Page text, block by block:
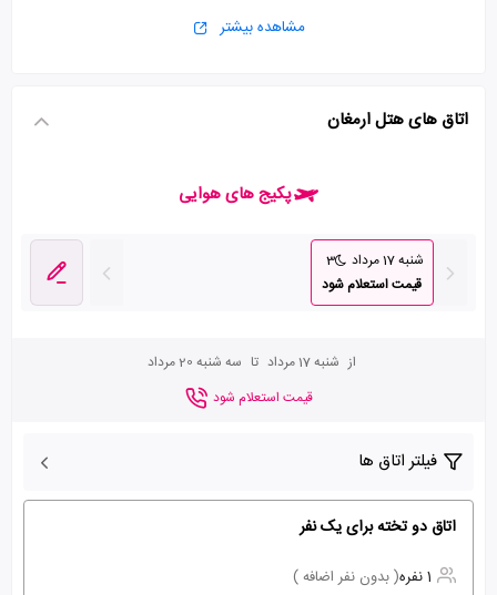
مشاهده بیشتر
اتاق های هتل ارمغان
پکیج های هوایی
شنبه 17 مرداد
3
قیمت استعلام شود
از شنبه 17 مرداد تا سه شنبه 20 مرداد
قیمت استعلام شود
فیلتر اتاق ها
اتاق دو تخته برای یک نفر
1 نفره
( بدون نفر اضافه )